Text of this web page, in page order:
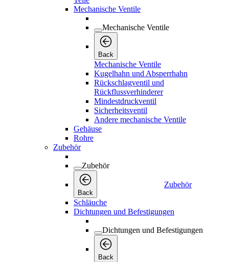
Mechanische Ventile
Mechanische Ventile
Back
Mechanische Ventile
Kugelhahn und Absperrhahn
Rückschlagventil und
Rückflussverhinderer
Mindestdruckventil
Sicherheitsventil
Andere mechanische Ventile
Gehäuse
Rohre
Zubehör
Zubehör
Back
Zubehör
Schläuche
Dichtungen und Befestigungen
Dichtungen und Befestigungen
Back